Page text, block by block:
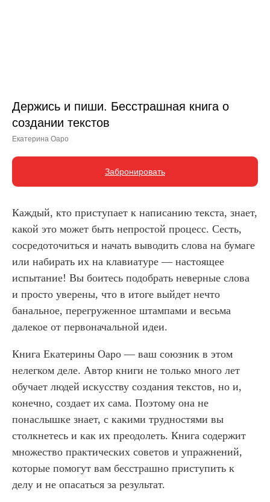
Держись и пиши. Бесстрашная книга о
создании текстов
Екатерина Оаро
Забронировать
Каждый, кто приступает к написанию текста, знает,
какой это может быть непростой процесс. Сесть,
сосредоточиться и начать выводить слова на бумаге
или набирать их на клавиатуре — настоящее
испытание! Вы боитесь подобрать неверные слова
и просто уверены, что в итоге выйдет нечто
банальное, перегруженное штампами и весьма
далекое от первоначальной идеи.
Книга Екатерины Оаро — ваш союзник в этом
нелегком деле. Автор книги не только много лет
обучает людей искусству создания текстов, но и,
конечно, создает их сама. Поэтому она не
понаслышке знает, с какими трудностями вы
столкнетесь и как их преодолеть. Книга содержит
множество практических советов и упражнений,
которые помогут вам бесстрашно приступить к
делу и не опасаться за результат.